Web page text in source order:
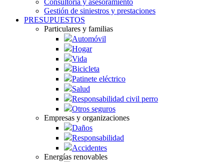
Consultoría y asesoramiento
Gestión de siniestros y prestaciones
PRESUPUESTOS
Particulares y familias
Automóvil
Hogar
Vida
Bicicleta
Patinete eléctrico
Salud
Responsabilidad civil perro
Otros seguros
Empresas y organizaciones
Daños
Responsabilidad
Accidentes
Energías renovables